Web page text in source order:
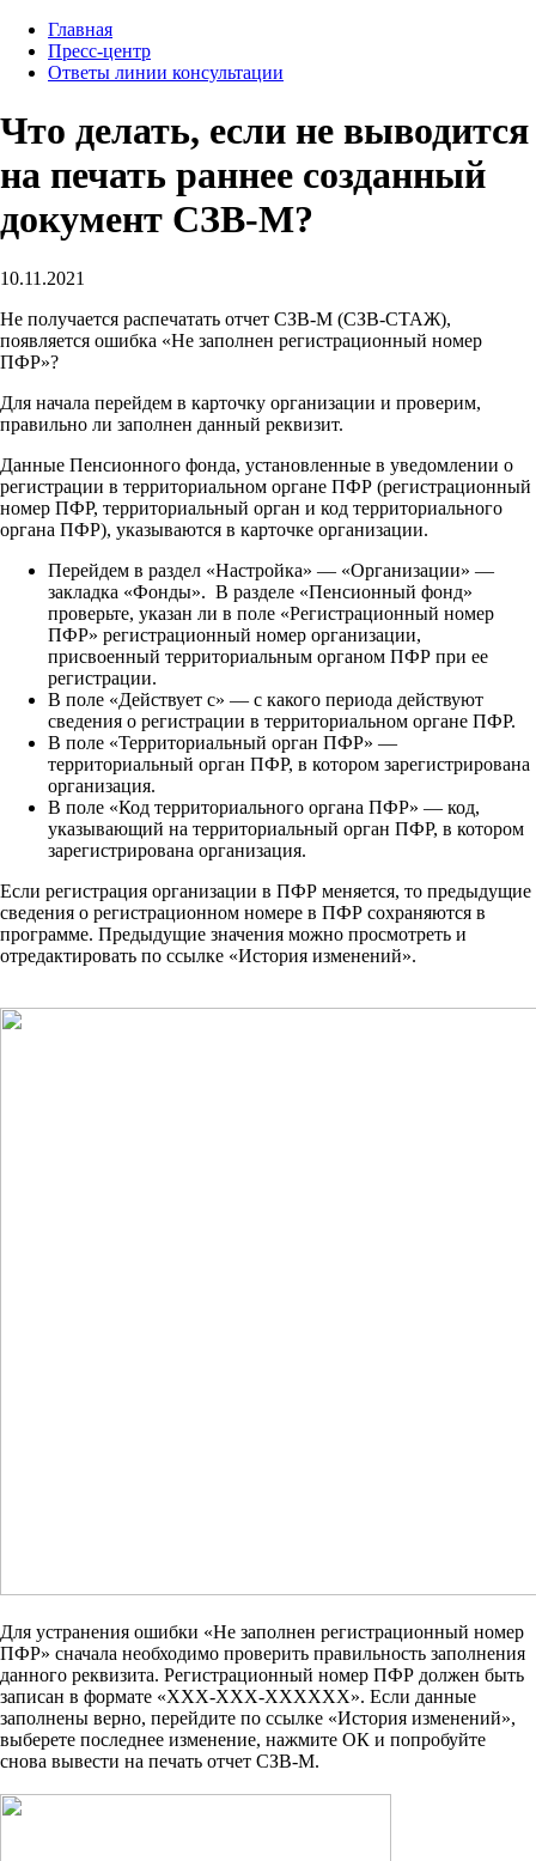
Главная
Пресс-центр
Ответы линии консультации
Что делать, если не выводится
на печать раннее созданный
документ СЗВ-М?
10.11.2021
Не получается распечатать отчет СЗВ-М (СЗВ-СТАЖ),
появляется ошибка «Не заполнен регистрационный номер
ПФР»?
Для начала перейдем в карточку организации и проверим,
правильно ли заполнен данный реквизит.
Данные Пенсионного фонда, установленные в уведомлении о
регистрации в территориальном органе ПФР (регистрационный
номер ПФР, территориальный орган и код территориального
органа ПФР), указываются в карточке организации.
Перейдем в раздел «Настройка» — «Организации» —
закладка «Фонды». В разделе «Пенсионный фонд»
проверьте, указан ли в поле «Регистрационный номер
ПФР» регистрационный номер организации,
присвоенный территориальным органом ПФР при ее
регистрации.
В поле «Действует с» — с какого периода действуют
сведения о регистрации в территориальном органе ПФР.
В поле «Территориальный орган ПФР» —
территориальный орган ПФР, в котором зарегистрирована
организация.
В поле «Код территориального органа ПФР» — код,
указывающий на территориальный орган ПФР, в котором
зарегистрирована организация.
Если регистрация организации в ПФР меняется, то предыдущие
сведения о регистрационном номере в ПФР сохраняются в
программе. Предыдущие значения можно просмотреть и
отредактировать по ссылке «История изменений».
Для устранения ошибки «Не заполнен регистрационный номер
ПФР» сначала необходимо проверить правильность заполнения
данного реквизита. Регистрационный номер ПФР должен быть
записан в формате «XXX-XXX-XXXXXX». Если данные
заполнены верно, перейдите по ссылке «История изменений»,
выберете последнее изменение, нажмите ОК и попробуйте
снова вывести на печать отчет СЗВ-М.